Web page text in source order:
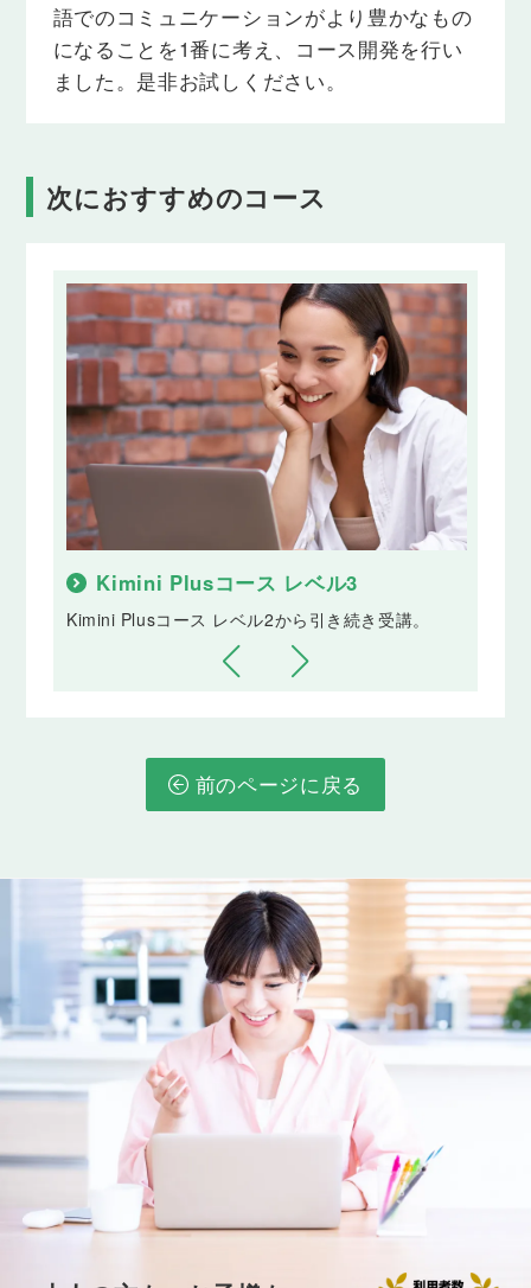
に、過去の状態や物事について詳しくたずねること
ができるようになります。
Lesson 33
られるようになります。
一般動詞の否定文（過去形）
「朝食を食べませんでした」「知りませんでした」
のように、過去に起こらなかったことや、そうでな
かったことについて伝えられるようになります。
Lesson 35
一般動詞の疑定文（過去形）
「良い週末を過ごしましたか」「ハワイへ行きまし
たか」のように、過去にしたことや起こったことに
ついてたずねることができるようになります。
Lesson 36
一般動詞のwh-/how疑問文（過去形）
「いつ来ましたか」「どこに住んでいましたか」の
ように、過去の動作や状態について詳しくたずねる
ことができるようになります。
過去進行形の肯定文
「〜していました」のように、過去のある時点でし
ていたことや起きていたことについて伝えられるよ
Lesson 38
過去進行形の否定文
「〜していませんでした」のように、過去のある時
点でしていなかったことや起きていなかったことに
ついて伝えられるようになります。
Lesson 39
過去進行形の疑問文
「〜していましたか」のように、過去のある時点で
していたことや起きていたことについてたずねるこ
とができるようになります。
Lesson 40
過去進行形のwh-/how疑問文
語でのコミュニケーションがより豊かなもの
になることを1番に考え、コース開発を行い
ました。是非お試しください。
次におすすめのコース
Kimini Plusコース レベル3
Kimini Plusコース レベル2から引き続き受講。
前のページに戻る